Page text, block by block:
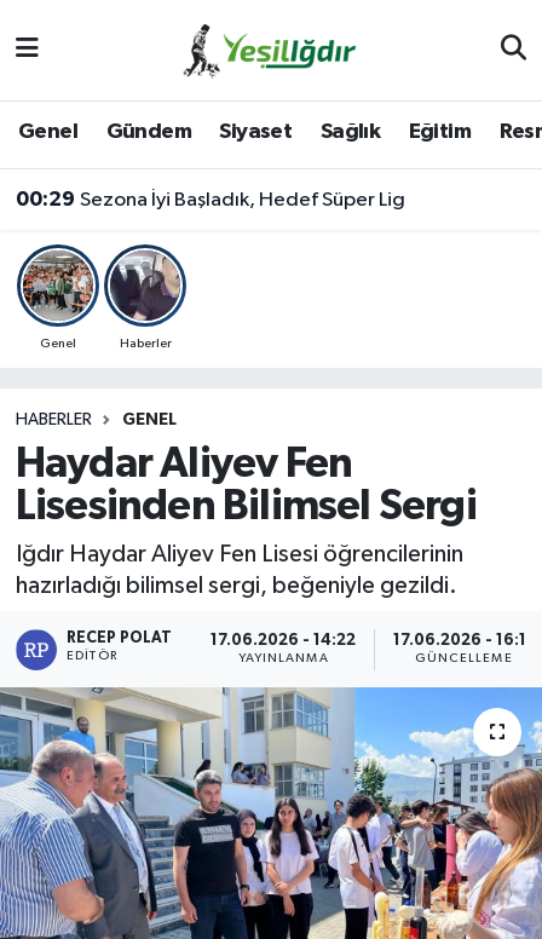
Genel Gündem Siyaset Sağlık Eğitim
00:29 Sezona İyi Başladık, Hedef Süper Lig
Genel Haberler
HABERLER GENEL
Haydar Aliyev Fen
Lisesinden Bilimsel Sergi
Iğdır Haydar Aliyev Fen Lisesi öğrencilerinin
hazırladığı bilimsel sergi, beğeniyle gezildi.
RECEP POLAT
EDITÖR
17.06.2026 - 14:22
YAYINLANMA
17.06.2026 - 16:11
GÜNCELLEME
İğdir Namaz Vakitleri
Iğdır Trafik Yoğunluk Haritası
Süper Lig Puan Durumu ve Fikstür
Son Dakika Haberleri
Haber Arşivi